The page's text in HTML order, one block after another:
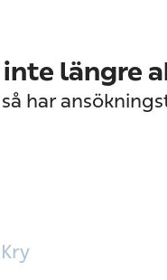
inte längre
har